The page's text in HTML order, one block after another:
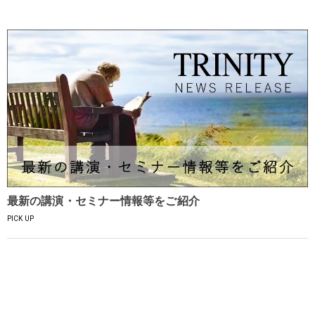
最新の講演・セミナー情報等をご紹介
PICK UP